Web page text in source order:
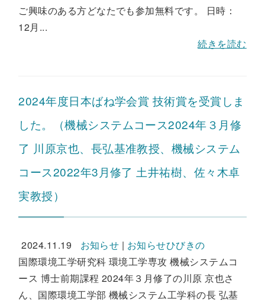
ご興味のある方どなたでも参加無料です。 日時：
12月...
続きを読む
2024年度日本ばね学会賞 技術賞を受賞しま
した。（機械システムコース2024年３月修
了 川原京也、長弘基准教授、機械システム
コース2022年3月修了 土井祐樹、佐々木卓
実教授）
2024.11.19 お知らせ | お知らせひびきの
国際環境工学研究科 環境工学専攻 機械システムコ
ース 博士前期課程 2024年３月修了の川原 京也さ
ん、国際環境工学部 機械システム工学科の長 弘基